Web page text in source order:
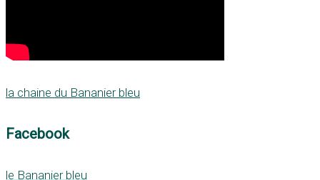
la chaine du Bananier bleu
Facebook
le Bananier bleu